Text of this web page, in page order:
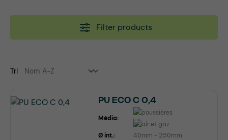
Filter products
Tri
PU ECO C 0,4
Média:
Ø int.:
40mm - 250mm